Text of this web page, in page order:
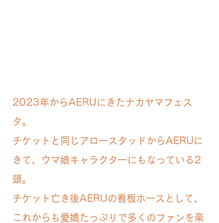
2023年からAERUにきたナカヤマフェス
タ。
チケットと同じアロースタッドからAERUに
きて、ウマ娘キャラクターにもなっている2
頭。
チケット亡き後AERUの看板ホースとして、
これからも愛嬌たっぷりで多くのファンを楽